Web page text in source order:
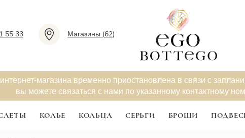
55 33 Магазины (62)
магазина временно приостановлена в связи с
вы можете связаться с нами по указанному контактному
КОЛЬЕ КОЛЬЦА СЕРЬГИ БРОШИ